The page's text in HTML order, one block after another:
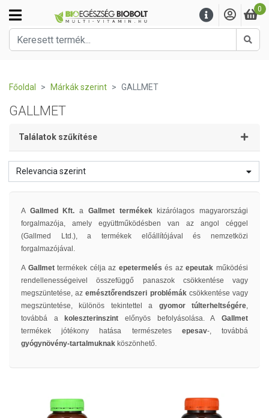
0
Főoldal Márkák szerint GALLMET
GALLMET
Találatok szűkítése
Relevancia szerint
A Gallmed Kft. a Gallmet termékek
kizárólagos magyarországi
forgalmazója, amely együttműködésben van az angol céggel
(Gallmed Ltd.), a termékek előállítójával és nemzetközi
forgalmazójával.
A Gallmettermékek célja az epetermelésés azepeutakműködési
rendellenességeivel összefüggő panaszok csökkentése vagy
megszüntetése, azemésztőrendszeri problémák csökkentése vagy
megszüntetése, különös tekintettel a gyomor túlterheltségére
továbbá akoleszterinszintelőnyös befolyásolása. AGallmet
termékek jótékony hatása természetes epesav-, továbbá
gyógynövény-tartalmuknak köszönhető.